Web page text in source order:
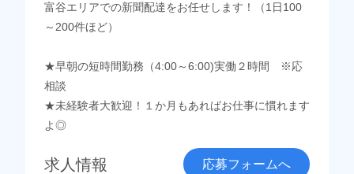
富谷エリアでの新聞配達をお任せします！（1日100
～200件ほど）
★早朝の短時間勤務（4:00～6:00)実働２時間 ※応
相談
★未経験者大歓迎！１か月もあればお仕事に慣れます
よ◎
求人情報 応募フォームへ